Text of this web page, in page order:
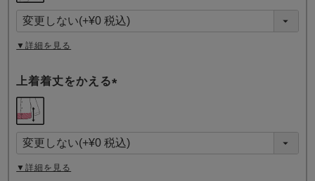
須
)
▼詳細を見る
上着着丈をかえる
須
)
▼詳細を見る